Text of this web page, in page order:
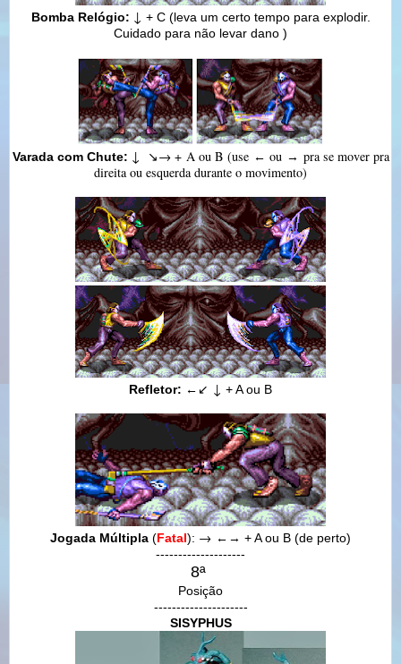
Bomba Relógio: ↓ + C (leva um certo tempo para explodir.
Cuidado para não levar dano )
Varada com Chute: ↓ ↘→ + A ou B (use ← ou → pra se mover pra
direita ou esquerda durante o movimento)
Refletor: ← ↙ ↓ + A ou B
Jogada Múltipla (Fatal): → ← → + A ou B (de perto)
--------------------
8ª
Posição
---------------------
SISYPHUS